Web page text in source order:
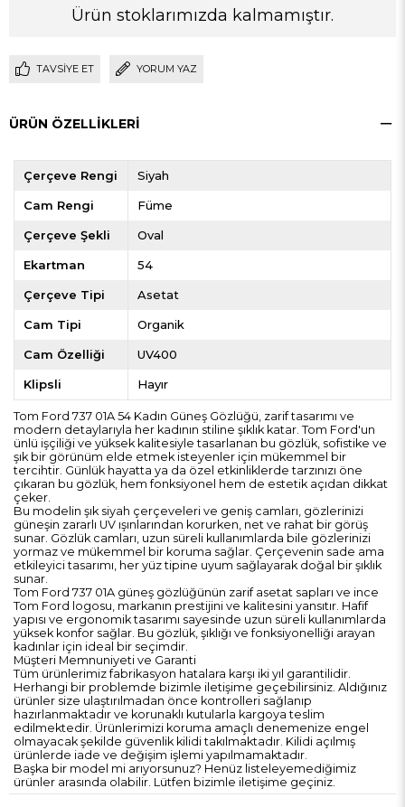
Ürün stoklarımızda kalmamıştır.
TAVSIYE ET YORUM YAZ
ÜRÜN ÖZELLIKLERI
Çerçeve Rengi Siyah
Cam Rengi Füme
Çerçeve Şekli Oval
Ekartman 54
Çerçeve Tipi Asetat
Cam Tipi Organik
Cam Özelliği UV400
Klipsli Hayır
Tom Ford 737 01A 54 Kadın Güneş Gözlüğü, zarif tasarımı ve
modern detaylarıyla her kadının stiline şıklık katar. Tom Ford'un
ünlü işçiliği ve yüksek kalitesiyle tasarlanan bu gözlük, sofistike ve
şık bir görünüm elde etmek isteyenler için mükemmel bir
tercihtir. Günlük hayatta ya da özel etkinliklerde tarzınızı öne
çıkaran bu gözlük, hem fonksiyonel hem de estetik açıdan dikkat
çeker.
Bu modelin şık siyah çerçeveleri ve geniş camları, gözlerinizi
güneşin zararlı UV ışınlarından korurken, net ve rahat bir görüş
sunar. Gözlük camları, uzun süreli kullanımlarda bile gözlerinizi
yormaz ve mükemmel bir koruma sağlar. Çerçevenin sade ama
etkileyici tasarımı, her yüz tipine uyum sağlayarak doğal bir şıklık
sunar.
Tom Ford 737 01A güneş gözlüğünün zarif asetat sapları ve ince
Tom Ford logosu, markanın prestijini ve kalitesini yansıtır. Hafif
yapısı ve ergonomik tasarımı sayesinde uzun süreli kullanımlarda
yüksek konfor sağlar. Bu gözlük, şıklığı ve fonksiyonelliği arayan
kadınlar için ideal bir seçimdir.
Müşteri Memnuniyeti ve Garanti
Tüm ürünlerimiz fabrikasyon hatalara karşı iki yıl garantilidir.
Herhangi bir problemde bizimle iletişime geçebilirsiniz. Aldığınız
ürünler size ulaştırılmadan önce kontrolleri sağlanıp
hazırlanmaktadır ve korunaklı kutularla kargoya teslim
edilmektedir. Ürünlerimizi koruma amaçlı denemenize engel
olmayacak şekilde güvenlik kilidi takılmaktadır. Kilidi açılmış
ürünlerde iade ve değişim işlemi yapılmamaktadır.
Başka bir model mi arıyorsunuz? Henüz listeleyemediğimiz
ürünler arasında olabilir. Lütfen bizimle iletişime geçiniz.